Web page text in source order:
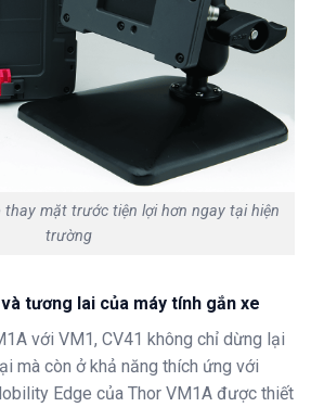
thay mặt trước tiện lợi hơn ngay tại hiện
trường
tương lai của máy tính gắn xe
với VM1, CV41 không chỉ dừng lại
mà còn ở khả năng thích ứng với
Edge của Thor VM1A được thiết